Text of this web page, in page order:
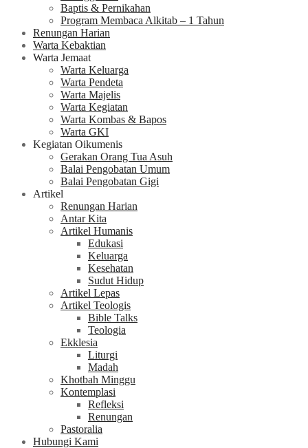
Baptis & Pernikahan
Program Membaca Alkitab – 1 Tahun
Renungan Harian
Warta Kebaktian
Warta Jemaat
Warta Keluarga
Warta Pendeta
Warta Majelis
Warta Kegiatan
Warta Kombas & Bapos
Warta GKI
Kegiatan Oikumenis
Gerakan Orang Tua Asuh
Balai Pengobatan Umum
Balai Pengobatan Gigi
Artikel
Renungan Harian
Antar Kita
Artikel Humanis
Edukasi
Keluarga
Kesehatan
Sudut Hidup
Artikel Lepas
Artikel Teologis
Bible Talks
Teologia
Ekklesia
Liturgi
Madah
Khotbah Minggu
Kontemplasi
Refleksi
Renungan
Pastoralia
Hubungi Kami